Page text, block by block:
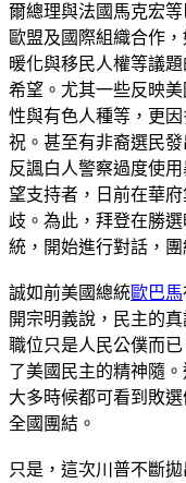
爾總理與法國馬克宏
歐盟及國際組織合作
暖化與移民人權等議
希望。尤其一些反映
性與有色人種等，更
祝。甚至有非裔選民發
反諷白人警察過度使
望支持者，日前在華
歧。為此，拜登在勝
統，開始進行對話，團
誠如前美國總統歐巴馬
開宗明義說，民主的
職位只是人民公僕而
了美國民主的精神隨
大多時候都可看到敗
全國團結。
只是，這次川普不斷